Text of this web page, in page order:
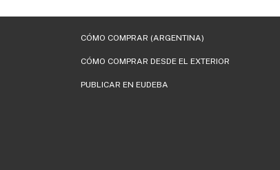
CÓMO COMPRAR (ARGENTINA)
CÓMO COMPRAR DESDE EL EXTERIOR
PUBLICAR EN EUDEBA